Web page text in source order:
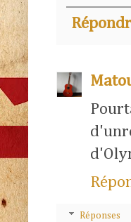
Réponses